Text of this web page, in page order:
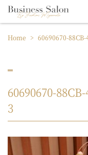
Home > 60690670-
60690670-
3